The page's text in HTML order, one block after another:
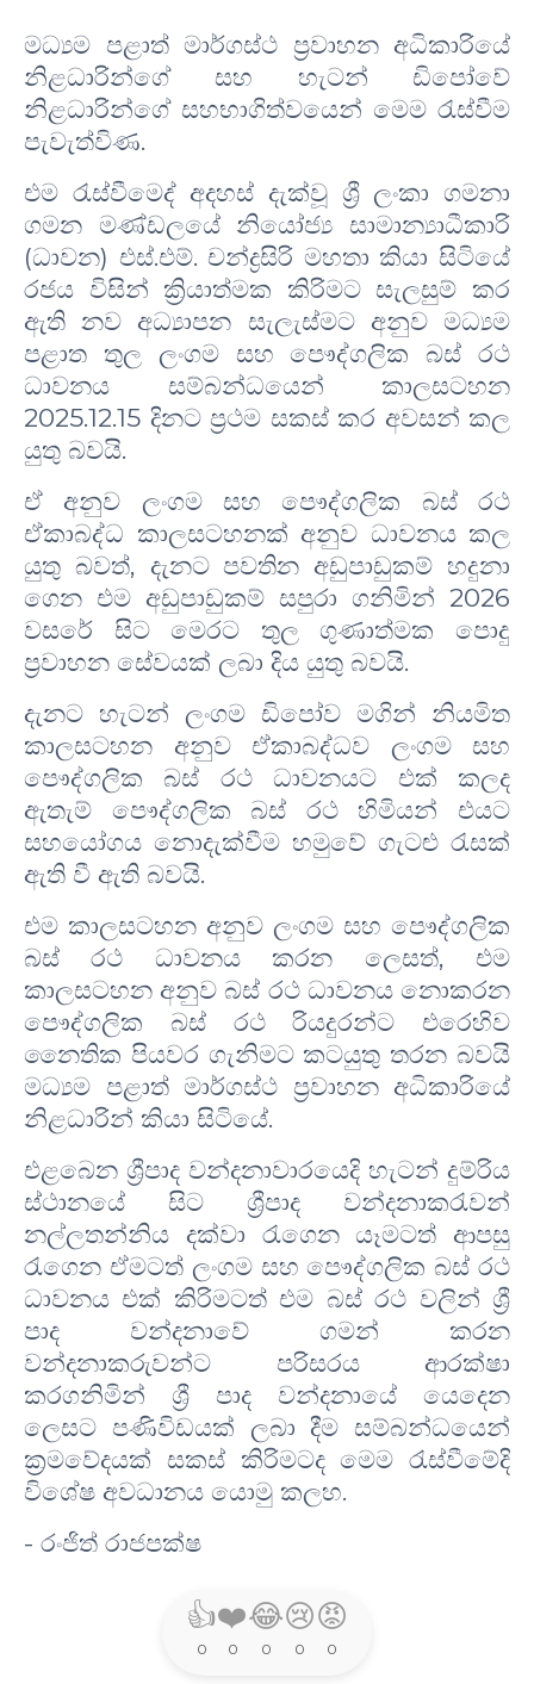
මධ්‍යම පළාත් මාර්ගස්ථ ප්‍රවාහන අධිකාරියේ
නිළධාරින්ගේ සහ හැටන් ඩිපෝවේ
නිළධාරින්ගේ සහභාගිත්වයෙන් මෙම රැස්වීම
පැවැත්විණ.
එම රැස්වීමෙද් අදහස් දැක්වූ ශ්‍රී ලංකා ගමනා
ගමන මණ්ඩලයේ නියෝජ්‍ය සාමාන්‍යාධීකාරි
(ධාවන) එස්.එම්. චන්ද්‍රසිරි මහතා කියා සිටියේ
රජය විසින් ක්‍රියාත්මක කිරිමට සැලසුම් කර
ඇති නව අධ්‍යාපන සැලැස්මට අනුව මධ්‍යම
පළාත තුල ලංගම සහ පෞද්ගලික බස් රථ
ධාවනය සම්බන්ධයෙන් කාලසටහන
2025.12.15 දිනට ප්‍රථම සකස් කර අවසන් කල
යුතු බවයි.
ඒ අනුව ලංගම සහ පෞද්ගලික බස් රථ
ඒකාබද්ධ කාලසටහනක් අනුව ධාවනය කල
යුතු බවත්, දැනට පවතින අඩුපාඩුකම් හදුනා
ගෙන එම අඩුපාඩුකම් සපුරා ගනිමින් 2026
වසරේ සිට මෙරට තුල ගුණාත්මක පොදු
ප්‍රවාහන සේවයක් ලබා දිය යුතු බවයි.
දැනට හැටන් ලංගම ඩිපෝව මගින් නියමිත
කාලසටහන අනුව ඒකාබද්ධව ලංගම සහ
පෞද්ගලික බස් රථ ධාවනයට එක් කලද
ඇතැම් පෞද්ගලික බස් රථ හිමියන් එයට
සහයෝගය නොදැක්වීම හමුවේ ගැටළු රැසක්
ඇති වී ඇති බවයි.
එම කාලසටහන අනුව ලංගම සහ පෞද්ගලික
බස් රථ ධාවනය කරන ලෙසත්, එම
කාලසටහන අනුව බස් රථ ධාවනය නොකරන
පෞද්ගලික බස් රථ රියදුරන්ට එරෙහිව
නෛතික පියවර ගැනිමට කටයුතු තරන බවයි
මධ්‍යම පළාත් මාර්ගස්ථ ප්‍රවාහන අධිකාරියේ
නිළධාරින් කියා සිටියේ.
එළබෙන ශ්‍රීපාද වන්දනාවාරයෙදි හැටන් දුම්රිය
ස්ථානයේ සිට ශ්‍රීපාද වන්දනාකරැවන්
නල්ලතන්නිය දක්වා රැගෙන යෑමටත් ආපසු
රැගෙන ඒමටත් ලංගම සහ පෞද්ගලික බස් රථ
ධාවනය එක් කිරිමටත් එම බස් රථ වලින් ශ්‍රී
පාද වන්දනාවේ ගමන් කරන
වන්දනාකරුවන්ට පරිසරය ආරක්ෂා
කරගනිමින් ශ්‍රී පාද වන්දනායේ යෙදෙන
ලෙසට පණිවිඩයක් ලබා දීම සම්බන්ධයෙන්
ක්‍රමවේදයක් සකස් කිරිමටද මෙම රැස්වීමේදි
විශේෂ අවධානය යොමු කලහ.
- රංජිත් රාජපක්ෂ
👍
0
❤️
0
😂
0
😢
0
😡
0